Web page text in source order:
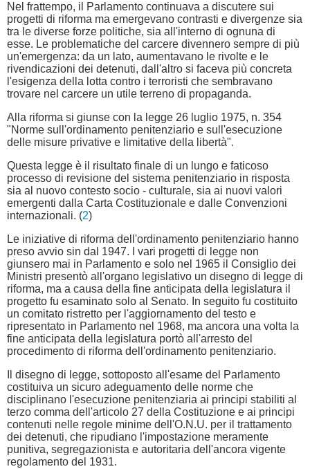
Nel frattempo, il Parlamento continuava a discutere sui
progetti di riforma ma emergevano contrasti e divergenze sia
tra le diverse forze politiche, sia all'interno di ognuna di
esse. Le problematiche del carcere divennero sempre di più
un'emergenza: da un lato, aumentavano le rivolte e le
rivendicazioni dei detenuti, dall'altro si faceva più concreta
l'esigenza della lotta contro i terroristi che sembravano
trovare nel carcere un utile terreno di propaganda.
Alla riforma si giunse con la legge 26 luglio 1975, n. 354
"Norme sull'ordinamento penitenziario e sull'esecuzione
delle misure privative e limitative della libertà".
Questa legge è il risultato finale di un lungo e faticoso
processo di revisione del sistema penitenziario in risposta
sia al nuovo contesto socio - culturale, sia ai nuovi valori
emergenti dalla Carta Costituzionale e dalle Convenzioni
internazionali. (2)
Le iniziative di riforma dell'ordinamento penitenziario hanno
preso avvio sin dal 1947. I vari progetti di legge non
giunsero mai in Parlamento e solo nel 1965 il Consiglio dei
Ministri presentò all'organo legislativo un disegno di legge di
riforma, ma a causa della fine anticipata della legislatura il
progetto fu esaminato solo al Senato. In seguito fu costituito
un comitato ristretto per l'aggiornamento del testo e
ripresentato in Parlamento nel 1968, ma ancora una volta la
fine anticipata della legislatura portò all'arresto del
procedimento di riforma dell'ordinamento penitenziario.
Il disegno di legge, sottoposto all'esame del Parlamento
costituiva un sicuro adeguamento delle norme che
disciplinano l'esecuzione penitenziaria ai principi stabiliti al
terzo comma dell'articolo 27 della Costituzione e ai principi
contenuti nelle regole minime dell'O.N.U. per il trattamento
dei detenuti, che ripudiano l'impostazione meramente
punitiva, segregazionista e autoritaria dell'ancora vigente
regolamento del 1931.